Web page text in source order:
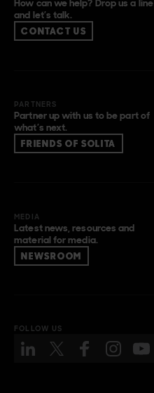
How can we help? Drop us a line
and let’s talk.
CONTACT US
PARTNERS
Partner up with us to be part of
what’s next.
FRIENDS OF SOLITA
MEDIA
Latest news, resources and
material for media.
NEWSROOM
FOLLOW US